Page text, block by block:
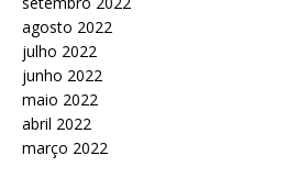
agosto 2022
julho 2022
junho 2022
maio 2022
abril 2022
março 2022